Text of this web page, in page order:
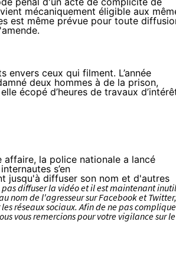
mécaniquement éligible aux
est même prévue pour toute
envers ceux qui filment. L’année
deux hommes à de la prison,
écopé d’heures de travaux
affaire, la police nationale a lancé
s’en
jusqu'à diffuser son nom et d'autres
diffuser la vidéo et il est maintenant
nom de l'agresseur sur Facebook et Twitter,
les réseaux sociaux. Afin de ne pas
vous remercions pour votre vigilance sur le